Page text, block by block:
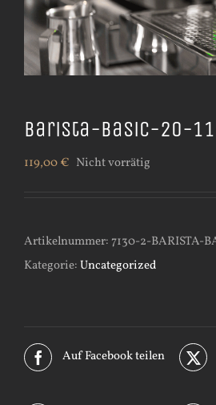
Barista-Basic-20-
119,00€ Nicht vorrätig
Artikelnummer: 7130-2-BARISTA-
Kategorie:Uncategorized
Auf Facebook teilen